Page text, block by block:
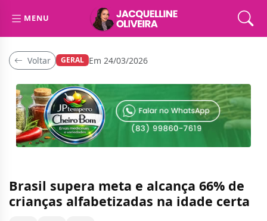
MENU
Voltar GERAL Em 24/03/2026
Brasil supera meta e alcança 66% de
crianças alfabetizadas na idade certa